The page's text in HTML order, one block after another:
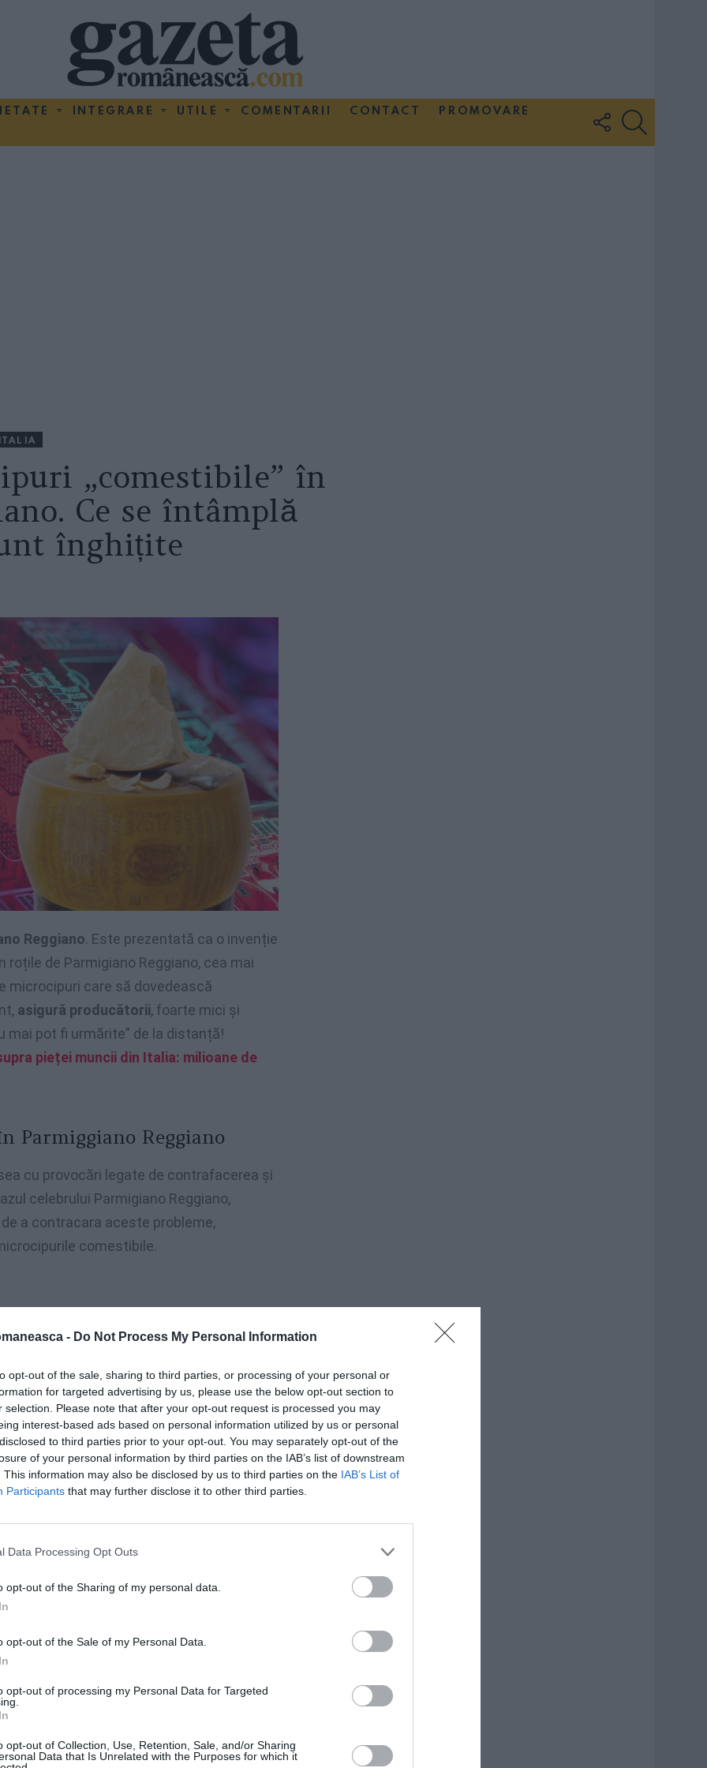
- Do Not Process My Personal Information
opt-out of the sale, sharing to third parties, or processing of your personal or
for targeted advertising by us, please use the below opt-out section to
selection. Please note that after your opt-out request is processed you may
interest-based ads based on personal information utilized by us or personal
to third parties prior to your opt-out. You may separately opt-out of the
of your personal information by third parties on the IAB’s list of downstream
This information may also be disclosed by us to third parties on the IAB’s List of
Participants that may further disclose it to other third parties.
Data Processing Opt Outs
opt-out of the Sharing of my personal data.
opt-out of the Sale of my Personal Data.
opt-out of processing my Personal Data for Targeted
opt-out of Collection, Use, Retention, Sale, and/or Sharing
Data that Is Unrelated with the Purposes for which it
INTEGRARE UTILE COMENTARII CONTACT
PROMOVARE
FOLLOW
US
ITALIA
„comestibile” în
Ce se întâmplă
înghițite
Reggiano. Este prezentată ca o invenție
de Parmigiano Reggiano, cea mai
microcipuri care să dovedească
asigură producătorii, foarte mici și
mai pot fi urmărite” de la distanță!
pieței muncii din Italia: milioane de
Parmiggiano Reggiano
cu provocări legate de contrafacerea și
celebrului Parmigiano Reggiano,
a contracara aceste probleme,
comestibile.
Reggiano vine și riscul de a fi
în piețele internaționale, precum cea din
au luat măsuri tehnologice pentru a
emblematice delicatese.
de afaceri în Italia, a murit pe
Reggiano a explicat pentru
o soluție inovatoare la această